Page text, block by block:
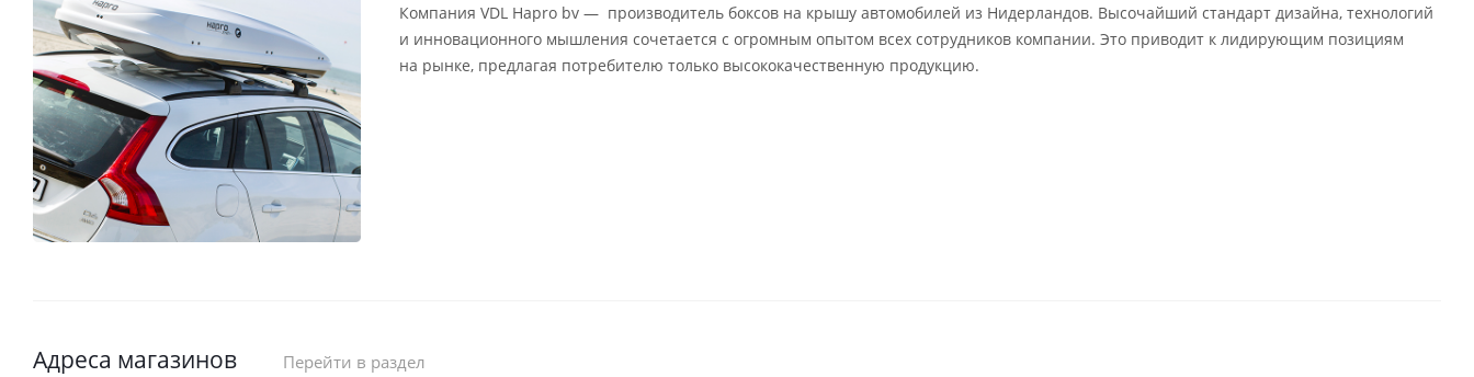
Компания VDL Hapro bv — производитель боксов на крышу автомобилей из Нидерландов. Высочайший стандарт дизайна, технологий
и инновационного мышления сочетается с огромным опытом всех сотрудников компании. Это приводит к лидирующим позициям
на рынке, предлагая потребителю только высококачественную продукцию.
Адреса магазинов Перейти в раздел